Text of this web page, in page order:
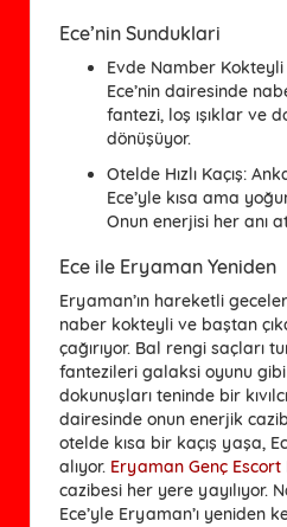
Ece’nin Sunduklari
Evde Namber
Ece’nin dairesinde
fantezi, loş ışıklar ve
dönüşüyor.
Otelde Hızlı Kaçış:
Ece’yle kısa ama
Onun enerjisi her anı
Ece ile Eryaman Yeniden
Eryaman’ın hareketli
naber kokteyli ve baştan
çağırıyor. Bal rengi saçları
fantezileri galaksi oyunu
dokunuşları teninde bir
dairesinde onun enerjik
otelde kısa bir kaçış yaşa,
alıyor. Eryaman Genç Escort
cazibesi her yere yayılıyor.
Ece’yle Eryaman’ı yeniden